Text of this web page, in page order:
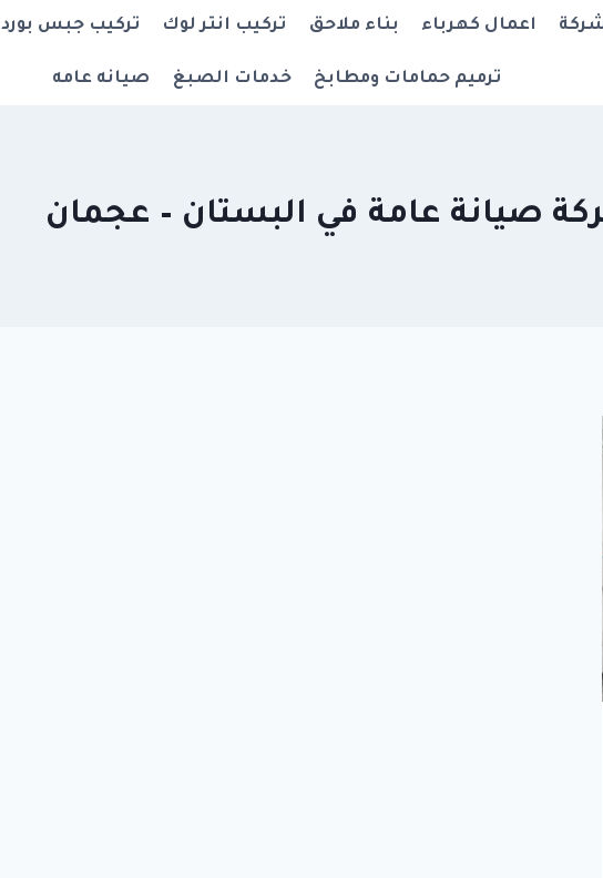
اعمال كهرباء بناء ملاحق تركيب انتر لوك تركيب جبس بورد
ترميم حمامات ومطابخ خدمات الصبغ صيانه عامه
صيانة عامة في البستان – عجمان